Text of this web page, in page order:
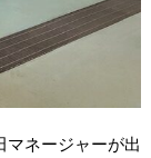
マネージャーが出